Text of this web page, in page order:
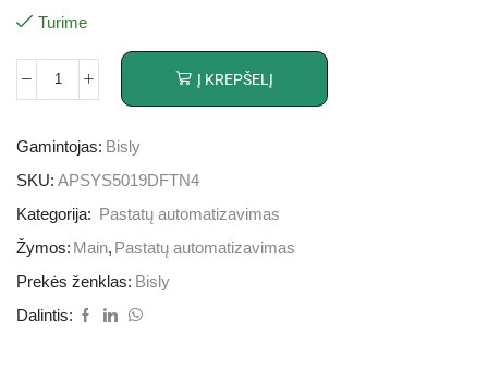
Turime
Į KREPŠELĮ
Gamintojas: Bisly
SKU: APSYS5019DFTN4
Kategorija:
Pastatų automatizavimas
Žymos: Main, Pastatų automatizavimas
Prekės ženklas: Bisly
Dalintis: